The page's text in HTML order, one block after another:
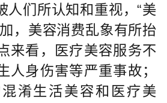
人们所认知和重视，“美
，美容消费乱象有所抬
来看，医疗美容服务不
人身伤害等严重事故；
淆生活美容和医疗美